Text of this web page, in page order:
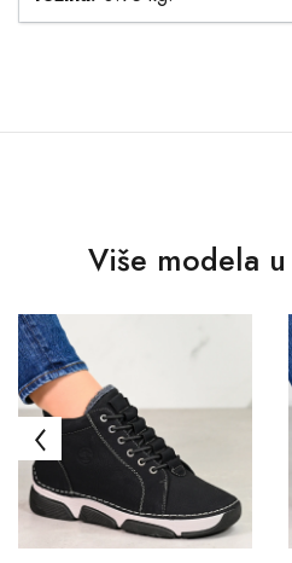
Više modela